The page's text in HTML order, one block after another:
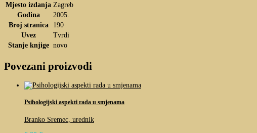
Mjesto izdanja Zagreb
Godina
2005.
Broj stranica
190
Uvez
Tvrdi
Stanje knjige novo
Povezani proizvodi
Psihologijski aspekti rada u smjenama
Branko Sremec, urednik